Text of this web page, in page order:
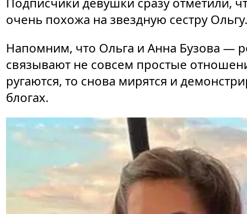
очень похожа на звездную сестру Ольгу.
Напомним, что Ольга и Анна Бузова —
связывают не совсем простые
ругаются, то снова мирятся и
блогах.